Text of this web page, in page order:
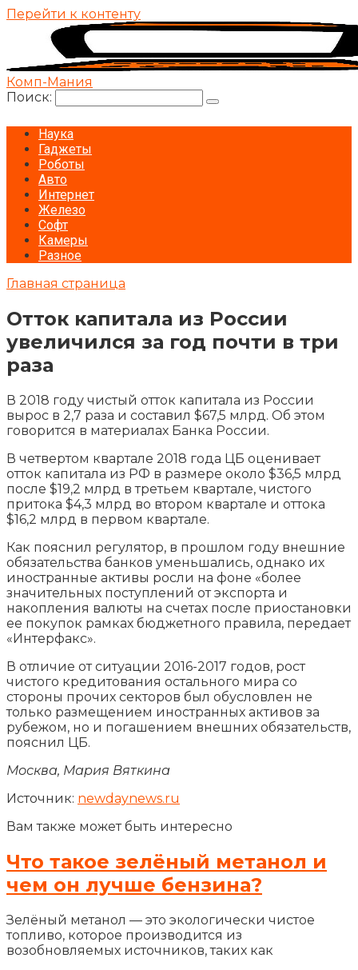
Перейти к контенту
Комп-Мания
Поиск:
Наука
Гаджеты
Роботы
Авто
Интернет
Железо
Софт
Камеры
Разное
Главная страница
Отток капитала из России
увеличился за год почти в три
раза
В 2018 году чистый отток капитала из России
вырос в 2,7 раза и составил $67,5 млрд. Об этом
говорится в материалах Банка России.
В четвертом квартале 2018 года ЦБ оценивает
отток капитала из РФ в размере около $36,5 млрд
после $19,2 млрд в третьем квартале, чистого
притока $4,3 млрд во втором квартале и оттока
$16,2 млрд в первом квартале.
Как пояснил регулятор, в прошлом году внешние
обязательства банков уменьшались, однако их
иностранные активы росли на фоне «более
значительных поступлений от экспорта и
накопления валюты на счетах после приостановки
ее покупок рамках бюджетного правила, передает
«Интерфакс».
В отличие от ситуации 2016-2017 годов, рост
чистого кредитования остального мира со
стороны прочих секторов был обусловлен не
только размещением иностранных активов за
рубежом, но и погашением внешних обязательств,
пояснил ЦБ.
Москва, Мария Вяткина
Источник: newdaynews.ru
Вам также может быть интересно
Что такое зелёный метанол и
чем он лучше бензина?
Зелёный метанол — это экологически чистое
топливо, которое производится из
возобновляемых источников, таких как